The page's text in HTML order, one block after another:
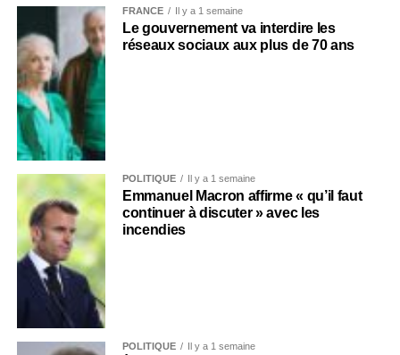
FRANCE Il y a 1 semaine
Le gouvernement va interdire les
réseaux sociaux aux plus de 70 ans
POLITIQUE Il y a 1 semaine
Emmanuel Macron affirme « qu’il faut
continuer à discuter » avec les
incendies
POLITIQUE Il y a 1 semaine